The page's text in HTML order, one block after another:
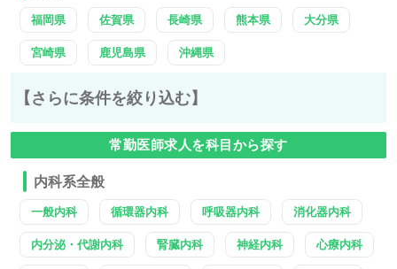
福岡県 佐賀県 長崎県 熊本県 大分県
宮崎県 鹿児島県 沖縄県
【さらに条件を絞り込む】
常勤医師求人を科目から探す
内科系全般
一般内科 循環器内科 呼吸器内科 消化器内科
内分泌・代謝内科 腎臓内科 神経内科 心療内科